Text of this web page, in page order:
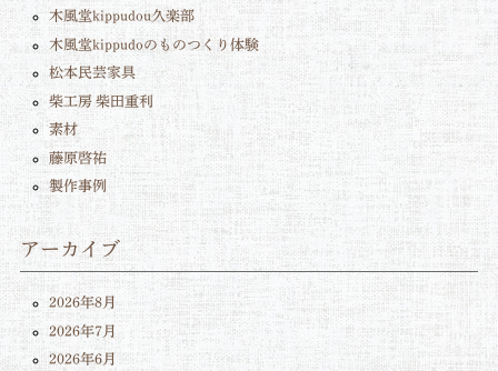
木風堂kippudou久楽部
木風堂kippudoのものつくり体験
松本民芸家具
柴工房 柴田重利
素材
藤原啓祐
製作事例
アーカイブ
2026年8月
2026年7月
2026年6月